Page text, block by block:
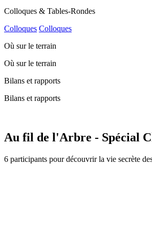
Colloques & Tables-Rondes
Colloques Colloques
Où sur le terrain
Où sur le terrain
Bilans et rapports
Bilans et rapports
Au fil de l'Arbre - Spécial
6 participants pour découvrir la vie secrète